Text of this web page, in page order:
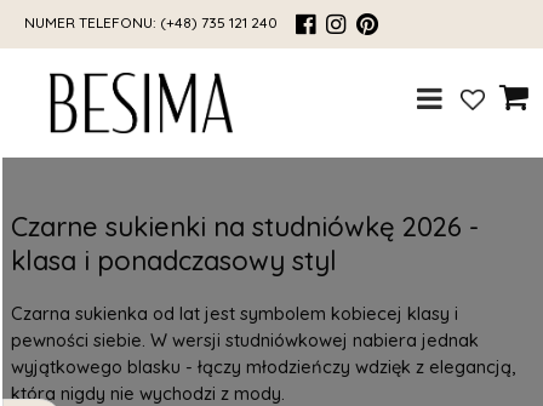
NUMER TELEFONU: (+48) 735 121 240
Czarne sukienki na studniówkę 2026 -
klasa i ponadczasowy styl
Czarna sukienka od lat jest symbolem kobiecej klasy i
pewności siebie. W wersji studniówkowej nabiera jednak
wyjątkowego blasku - łączy młodzieńczy wdzięk z elegancją,
która nigdy nie wychodzi z mody.